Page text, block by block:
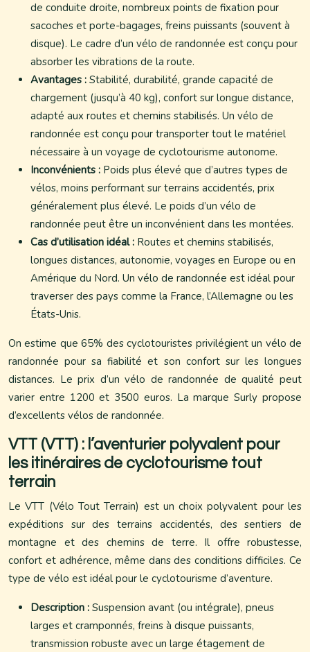
de conduite droite, nombreux points de fixation pour
sacoches et porte-bagages, freins puissants (souvent à
disque). Le cadre d’un vélo de randonnée est conçu pour
absorber les vibrations de la route.
Avantages : Stabilité, durabilité, grande capacité de
chargement (jusqu’à 40 kg), confort sur longue distance,
adapté aux routes et chemins stabilisés. Un vélo de
randonnée est conçu pour transporter tout le matériel
nécessaire à un voyage de cyclotourisme autonome.
Inconvénients : Poids plus élevé que d’autres types de
vélos, moins performant sur terrains accidentés, prix
généralement plus élevé. Le poids d’un vélo de
randonnée peut être un inconvénient dans les montées.
Cas d’utilisation idéal : Routes et chemins stabilisés,
longues distances, autonomie, voyages en Europe ou en
Amérique du Nord. Un vélo de randonnée est idéal pour
traverser des pays comme la France, l’Allemagne ou les
États-Unis.
On estime que 65% des cyclotouristes privilégient un vélo de
randonnée pour sa fiabilité et son confort sur les longues
distances. Le prix d’un vélo de randonnée de qualité peut
varier entre 1200 et 3500 euros. La marque Surly propose
d’excellents vélos de randonnée.
VTT (VTT) : l’aventurier polyvalent pour
les itinéraires de cyclotourisme tout
terrain
Le VTT (Vélo Tout Terrain) est un choix polyvalent pour les
expéditions sur des terrains accidentés, des sentiers de
montagne et des chemins de terre. Il offre robustesse,
confort et adhérence, même dans des conditions difficiles. Ce
type de vélo est idéal pour le cyclotourisme d’aventure.
Description : Suspension avant (ou intégrale), pneus
larges et cramponnés, freins à disque puissants,
transmission robuste avec un large étagement de